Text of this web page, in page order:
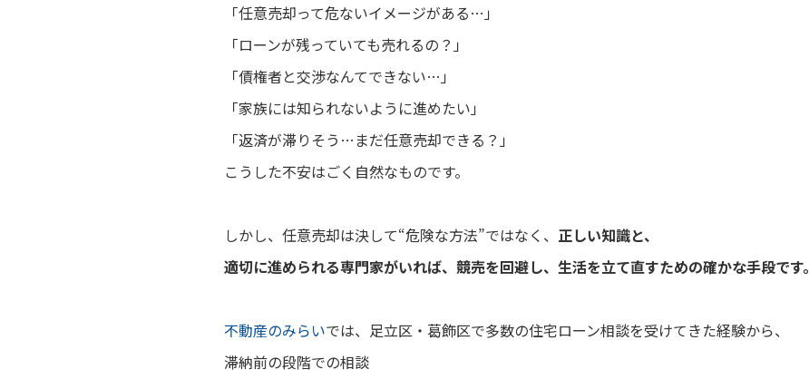
「任意売却って危ないイメージがある…」
「ローンが残っていても売れるの？」
「債権者と交渉なんてできない…」
「家族には知られないように進めたい」
「返済が滞りそう…まだ任意売却できる？」
こうした不安はごく自然なものです。
しかし、任意売却は決して“危険な方法”ではなく、 正しい知識と、
適切に進められる専門家がいれば、競売を回避し、生活を立て直すための確かな手段です。
不動産のみらいでは、足立区・葛飾区で多数の住宅ローン相談を受けてきた経験から、
滞納前の段階での相談